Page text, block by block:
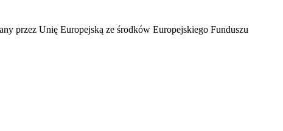
przez Unię Europejską ze środków Europejskiego Funduszu